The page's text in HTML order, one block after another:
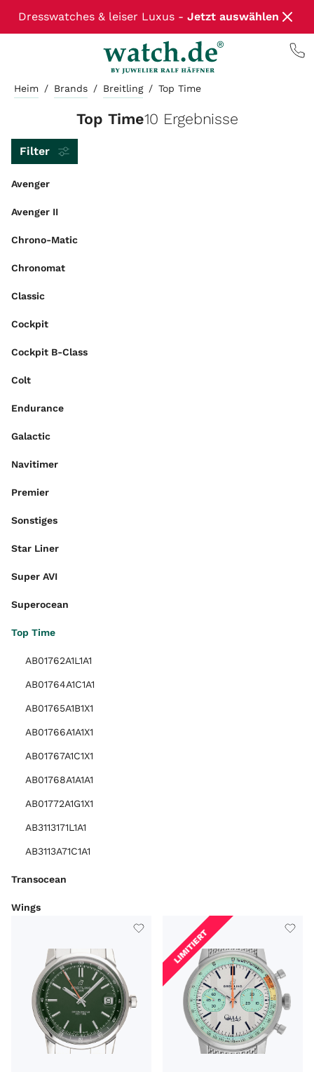
Dresswatches & leiser Luxus - Jetzt auswählen
Heim / Brands / Breitling / Top Time
Top Time10 Ergebnisse
Filter
Avenger
Avenger II
Chrono-Matic
Chronomat
Classic
Cockpit
Cockpit B-Class
Colt
Endurance
Galactic
Navitimer
Premier
Sonstiges
Star Liner
Super AVI
Superocean
Top Time
AB01762A1L1A1
AB01764A1C1A1
AB01765A1B1X1
AB01766A1A1X1
AB01767A1C1X1
AB01768A1A1A1
AB01772A1G1X1
AB3113171L1A1
AB3113A71C1A1
Transocean
Wings
MARKE MODEL
LIEFERZEIT ZUSTAND WERK
LIMITIERT